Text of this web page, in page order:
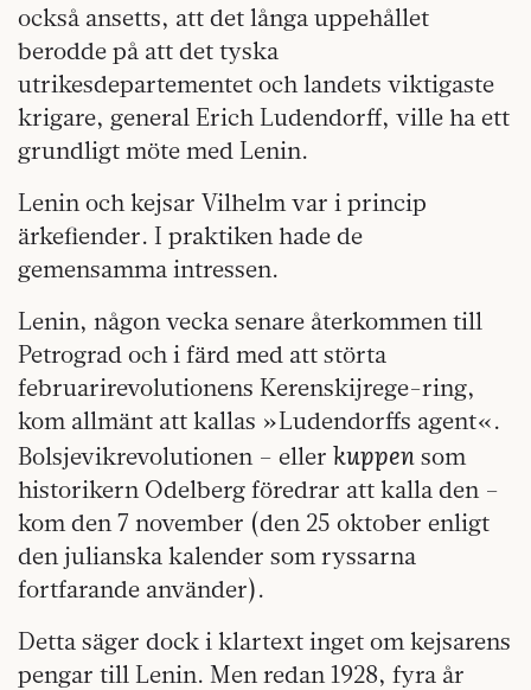
också ansetts, att det långa uppehållet
berodde på att det tyska
utrikesdepartementet och landets viktigaste
krigare, general Erich Ludendorff, ville ha ett
grundligt möte med Lenin.
Lenin och kejsar Vilhelm var i princip
ärkefiender. I praktiken hade de
gemensamma intressen.
Lenin, någon vecka senare återkommen till
Petrograd och i färd med att störta
februarirevolutionens Kerenskijrege-ring,
kom allmänt att kallas »Ludendorffs agent«.
Bolsjevikrevolutionen – eller kuppen som
historikern Odelberg föredrar att kalla den –
kom den 7 november (den 25 oktober enligt
den julianska kalender som ryssarna
fortfarande använder).
Detta säger dock i klartext inget om kejsarens
pengar till Lenin. Men redan 1928, fyra år